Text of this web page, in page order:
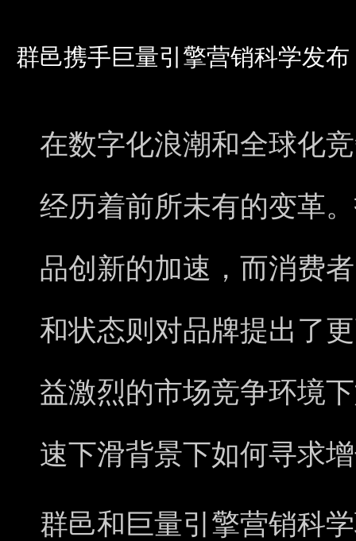
群邑携手巨量引擎营销科学发
在数字化浪潮和全球化
经历着前所未有的变革
品创新的加速，而消费
和状态则对品牌提出了
益激烈的市场竞争环境
速下滑背景下如何寻求
群邑和巨量引擎营销科